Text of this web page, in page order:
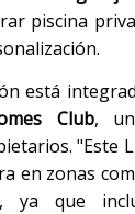
piscina
está
Club, un
"Este
en zonas
ya que